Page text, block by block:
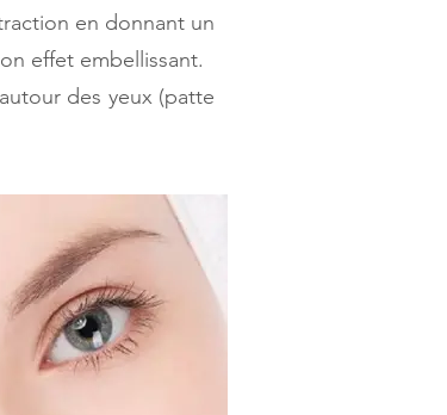
en donnant un
effet embellissant.
des yeux (patte